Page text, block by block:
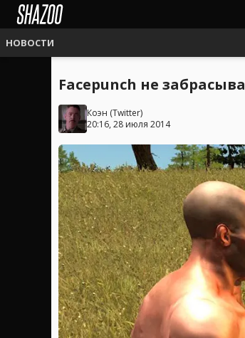
НОВОСТИ
Facepunch не
Коэн (Twitter)
20:16, 28 июля 2014